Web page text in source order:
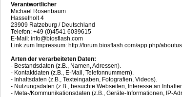
Verantwortlicher
Michael Rosenbaum
Hasselholt 4
23909 Ratzeburg / Deutschland
Telefon: +49 (0)4541 6039615
E-Mail: info@biosflash.com
Link zum Impressum: http://forum.biosflash.com/app.php/aboutus
Arten der verarbeiteten Daten:
- Bestandsdaten (z.B., Namen, Adressen).
- Kontaktdaten (z.B., E-Mail, Telefonnummern).
- Inhaltsdaten (z.B., Texteingaben, Fotografien, Videos).
- Nutzungsdaten (z.B., besuchte Webseiten, Interesse an
- Meta-/Kommunikationsdaten (z.B., Geräte-Informationen, IP-